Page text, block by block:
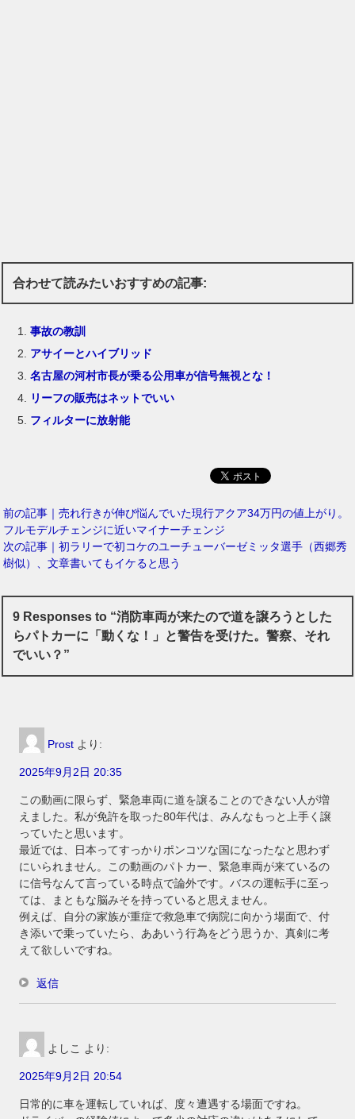
合わせて読みたいおすすめの記事:
事故の教訓
アサイーとハイブリッド
名古屋の河村市長が乗る公用車が信号無視とな！
リーフの販売はネットでいい
フィルターに放射能
前の記事｜売れ行きが伸び悩んでいた現行アクア34万円の値上がり。
フルモデルチェンジに近いマイナーチェンジ
次の記事｜初ラリーで初コケのユーチューバーゼミッタ選手（西郷秀
樹似）、文章書いてもイケると思う
9 Responses to “消防車両が来たので道を譲ろうとした
らパトカーに「動くな！」と警告を受けた。警察、それ
でいい？”
Prost より:
2025年9月2日 20:35
この動画に限らず、緊急車両に道を譲ることのできない人が増
えました。私が免許を取った80年代は、みんなもっと上手く譲
っていたと思います。
最近では、日本ってすっかりポンコツな国になったなと思わず
にいられません。この動画のパトカー、緊急車両が来ているの
に信号なんて言っている時点で論外です。バスの運転手に至っ
ては、まともな脳みそを持っていると思えません。
例えば、自分の家族が重症で救急車で病院に向かう場面で、付
き添いで乗っていたら、ああいう行為をどう思うか、真剣に考
えて欲しいですね。
返信
よしこ より:
2025年9月2日 20:54
日常的に車を運転していれば、度々遭遇する場面ですね。